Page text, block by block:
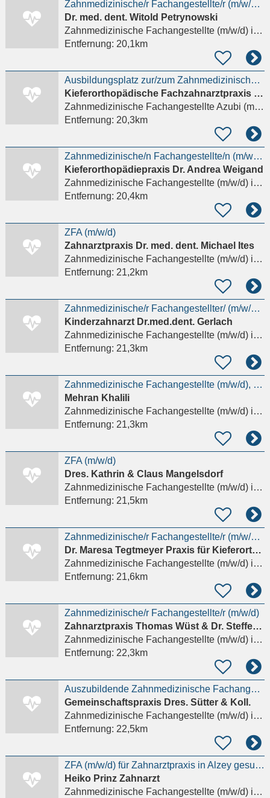
Zahnmedizinische/r Fachangestellte/r (m/w/d) gesucht!
Dr. med. dent. Witold Petrynowski
Zahnmedizinische Fachangestellte (m/w/d)in Taunusstein, Bleidenstadt
Entfernung: 20,1km
Ausbildungsplatz zur/zum Zahnmedizinischen Fachangestellten (m/w/d) ab August – Kieferorthopädie
Kieferorthopädische Fachzahnarztpraxis Taunusstein
Zahnmedizinische Fachangestellte Azubi (m/w/d)
Entfernung: 20,3km
Zahnmedizinische/n Fachangestellte/n (m/w/d) in Voll- oder Teilzeit gesucht!
Kieferorthopädiepraxis Dr. Andrea Weigand
Zahnmedizinische Fachangestellte (m/w/d)in Taunusstein, Hahn
Entfernung: 20,4km
ZFA (m/w/d)
Zahnarztpraxis Dr. med. dent. Michael Ites
Zahnmedizinische Fachangestellte (m/w/d)in Armsheim
Entfernung: 21,2km
Zahnmedizinische/r Fachangestellter/ (m/w/d) gesucht!
Kinderzahnarzt Dr.med.dent. Gerlach
Zahnmedizinische Fachangestellte (m/w/d)in Taunusstein
Entfernung: 21,3km
Zahnmedizinische Fachangestellte (m/w/d), ZMP, Auszubildende/-er ZMF
Mehran Khalili
Zahnmedizinische Fachangestellte (m/w/d)in Hattersheim am Main
Entfernung: 21,3km
ZFA (m/w/d)
Dres. Kathrin & Claus Mangelsdorf
Zahnmedizinische Fachangestellte (m/w/d)in Kriftel
Entfernung: 21,5km
Zahnmedizinische/r Fachangestellte/r (m/w/d) gesucht!
Dr. Maresa Tegtmeyer Praxis für Kieferorthopädie
Zahnmedizinische Fachangestellte (m/w/d)in Niedernhausen
Entfernung: 21,6km
Zahnmedizinische/r Fachangestellte/r (m/w/d)
Zahnarztpraxis Thomas Wüst & Dr. Steffen Wich -Schwarz
Zahnmedizinische Fachangestellte (m/w/d)in Bad Schwalbach
Entfernung: 22,3km
Auszubildende Zahnmedizinische Fachangestellte/ZfA (m / w / d)
Gemeinschaftspraxis Dres. Sütter & Koll.
Zahnmedizinische Fachangestellte (m/w/d)in Eppstein
Entfernung: 22,5km
ZFA (m/w/d) für Zahnarztpraxis in Alzey gesucht!
Heiko Prinz Zahnarzt
Zahnmedizinische Fachangestellte (m/w/d)in Alzey